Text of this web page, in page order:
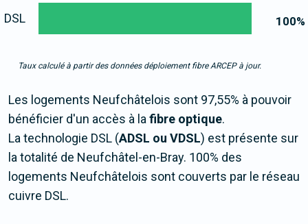
100%
DSL
Taux calculé à partir des données déploiement fibre ARCEP à jour.
Les logements Neufchâtelois sont 97,55% à pouvoir
bénéficier d'un accès à lafibre optique.
La technologie DSL (ADSL ou VDSL) est présente sur
la totalité de Neufchâtel-en-Bray. 100% des
logements Neufchâtelois sont couverts par le réseau
cuivre DSL.